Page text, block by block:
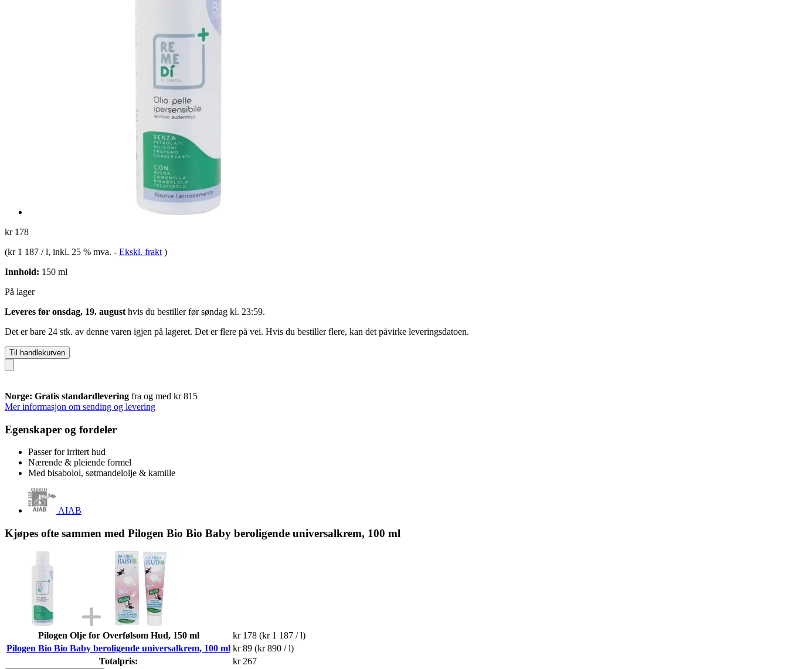
kr 178
(kr 1 187 / l, inkl. 25 % mva. - Ekskl. frakt )
Innhold: 150 ml
På lager
Leveres før onsdag, 19. august hvis du bestiller førsøndag kl. 23:59.
Det er bare 24 stk. av denne varen igjen på lageret. Det er flere på vei. Hvis du bestiller flere, kan det påvirke leveringsdatoen.
Til handlekurven
Norge: Gratis standardlevering fra og med kr 815
Mer informasjon om sending og levering
Egenskaper og fordeler
Passer for irritert hud
Nærende & pleiende formel
Med bisabolol, søtmandelolje & kamille
AIAB
Kjøpes ofte sammen med Pilogen Bio Bio Baby beroligende universalkrem, 100 ml
Pilogen Olje for Overfølsom Hud, 150 ml kr 178 (kr 1 187 / l)
Pilogen Bio Bio Baby beroligende universalkrem, 100 ml kr 89 (kr 890 / l)
Totalpris:
kr 267